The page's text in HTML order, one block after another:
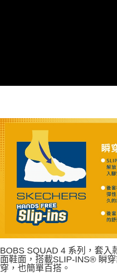
BOBS SQUAD 4 系列，套入
面鞋面，搭載SLIP-INS® 瞬
穿，也簡單百搭。